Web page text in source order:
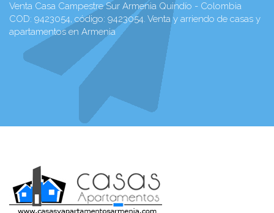
Venta Casa Campestre Sur Armenia Quindío - Colombia
COD: 9423054, código: 9423054. Venta y arriendo de casas y
apartamentos en Armenia